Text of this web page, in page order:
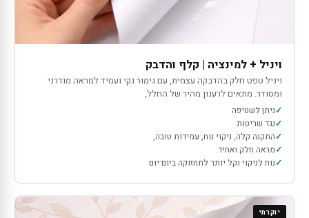
ויניל + למינציה | קלף והדבק
ויניל טפט חלק בהדבקה עצמית, עם גימור נקי ועמיד למראה מודרני
ומסודר. מתאים לרענון מהיר של החלל,
ניתן לשטיפה
נגד שריטות
התקנה קלה, ניקוי נוח, עמידות טובה,
מראה חלק ואחיד.
נוח לניקוי וקל יותר לתחזוקה ביום־יום
יוקרתי